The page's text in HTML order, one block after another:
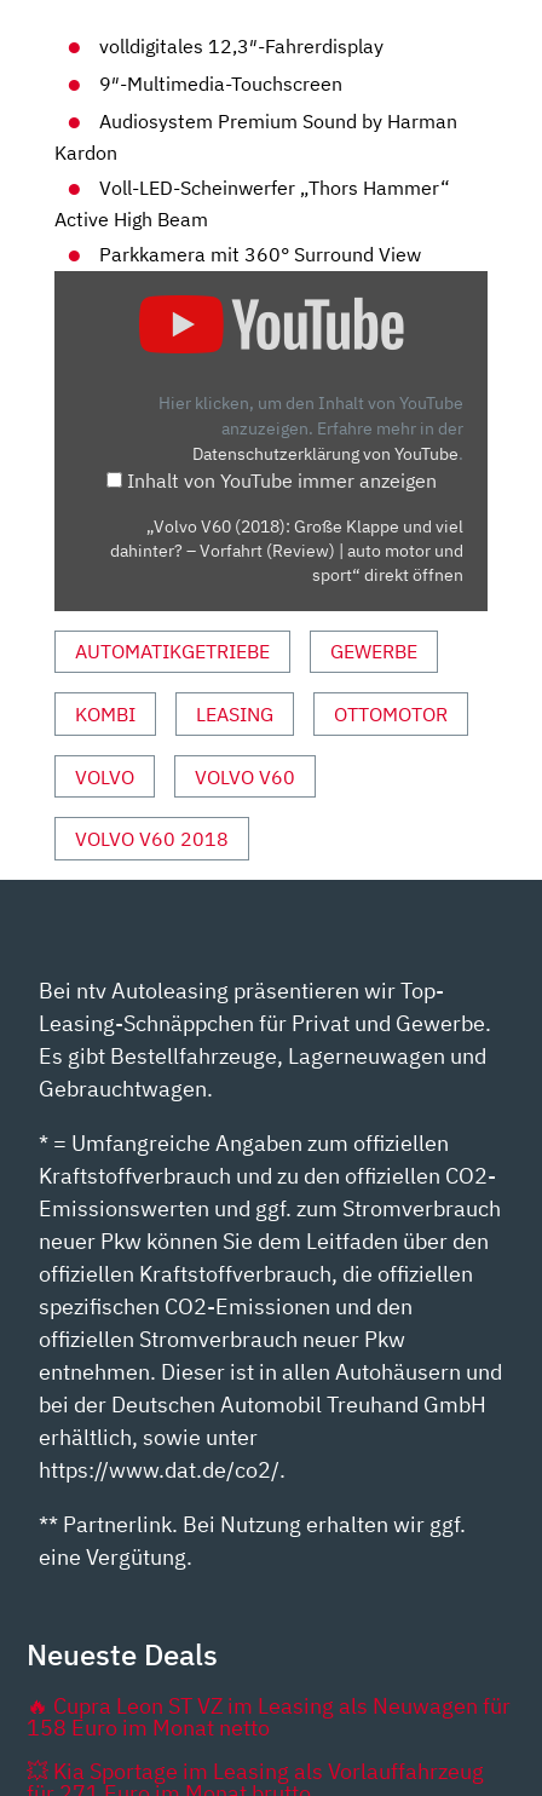
volldigitales 12,3″-Fahrerdisplay
9″-Multimedia-Touchscreen
Audiosystem Premium Sound by Harman
Kardon
Voll-LED-Scheinwerfer „Thors Hammer“
Active High Beam
Parkkamera mit 360° Surround View
AHINTER? –
ORFAHRT (
UTO M
OTOR U
ND S
PORT“ V
OUTUBE A
NZEIGEN
Hier klicken, um den Inhalt von YouTube
anzuzeigen. Erfahre mehr in der
Datenschutzerklärung von YouTube.
Inhalt von YouTube immer anzeigen
„Volvo V60 (2018): Große Klappe und viel
dahinter? – Vorfahrt (Review) | auto motor und
sport“ direkt öffnen
AUTOMATIKGETRIEBE GEWERBE
KOMBI LEASING OTTOMOTOR
VOLVO VOLVO V60
VOLVO V60 2018
Bei ntv Autoleasing präsentieren wir Top-
Leasing-Schnäppchen für Privat und Gewerbe.
Es gibt Bestellfahrzeuge, Lagerneuwagen und
Gebrauchtwagen.
* = Umfangreiche Angaben zum offiziellen
Kraftstoffverbrauch und zu den offiziellen CO2-
Emissionswerten und ggf. zum Stromverbrauch
neuer Pkw können Sie dem Leitfaden über den
offiziellen Kraftstoffverbrauch, die offiziellen
spezifischen CO2-Emissionen und den
offiziellen Stromverbrauch neuer Pkw
entnehmen. Dieser ist in allen Autohäusern und
bei der Deutschen Automobil Treuhand GmbH
erhältlich, sowie unter
https://www.dat.de/co2/.
** Partnerlink. Bei Nutzung erhalten wir ggf.
eine Vergütung.
Neueste Deals
🔥 Cupra Leon ST VZ im Leasing als Neuwagen für
158 Euro im Monat netto
💥 Kia Sportage im Leasing als Vorlauffahrzeug